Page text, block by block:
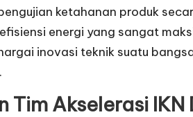
ketahanan produk
energi yang sangat
inovasi teknik suatu
Tim Akselerasi IKN